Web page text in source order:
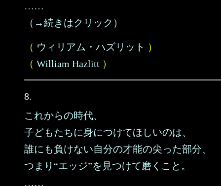
……
（→続きはクリック）
（ ウィリアム・ハズリット ）
（ William Hazlitt ）
8.
これからの時代、
子どもたちに身につけてほしいのは、
誰にも負けない自分の才能の尖った部分、
つまり“エッジ”を見つけて磨くこと。
……